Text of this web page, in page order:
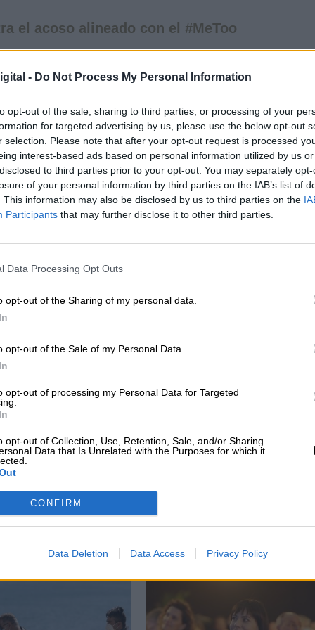
- Do Not Process My Personal Information
opt-out of the sale, sharing to third parties, or processing of your
for targeted advertising by us, please use the below opt-out
selection. Please note that after your opt-out request is processed
interest-based ads based on personal information utilized by us
to third parties prior to your opt-out. You may separately
of your personal information by third parties on the IAB’s list of
This information may also be disclosed by us to third parties on the
Participants that may further disclose it to other third parties.
Data Processing Opt Outs
opt-out of the Sharing of my personal data.
opt-out of the Sale of my Personal Data.
opt-out of processing my Personal Data for Targeted
opt-out of Collection, Use, Retention, Sale, and/or Sharing
Data that Is Unrelated with the Purposes for which it
CONFIRM
Data Deletion Data Access Privacy Policy
el acoso alineado con el #MeToo
e Innovación alinea las acciones del
#MeToo
nuevo protocolo bajo el lema "tolerancia
Álvarez, autora del libro 'Acoso #MeToo
como demuestran las iniciativas que
Ciencia y Unidad de Igualdaddel Ministerio
de concienciación frente al acoso y los
vídeos, disponibles en la web del Ministerio.
Morant MeToo víctimas de género
dólares a una azafata para evitar una
denuncia de acoso sexual contra Elon